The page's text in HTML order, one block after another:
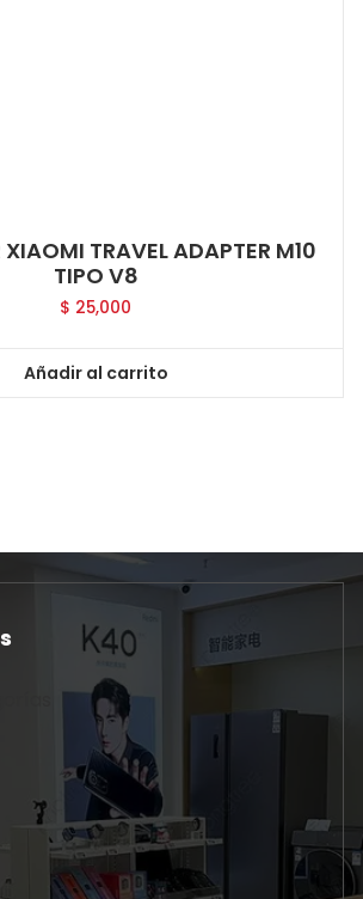
TRAVEL ADAPTER M10
TIPO V8
$ 25,000
Añadir al carrito